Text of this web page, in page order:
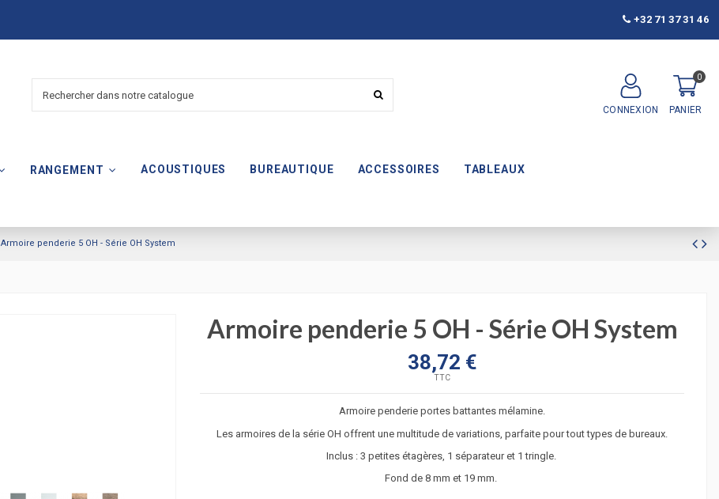
+32 71 37 31 46
CONNEXION
0
PANIER
RANGEMENT ACOUSTIQUES BUREAUTIQUE ACCESSOIRES TABLEAUX
Armoire penderie 5 OH - Série OH System
Armoire penderie 5 OH - Série OH System
38,72 €
TTC
Armoire penderie portes battantes mélamine.
Les armoires de la série OH offrent une multitude de variations, parfaite pour tout types de bureaux.
Inclus : 3 petites étagères, 1 séparateur et 1 tringle.
Fond de 8 mm et 19 mm.